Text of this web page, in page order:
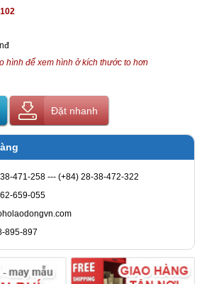
hình để xem hình ở kích thước to hơn
Đặt nhanh
471-258 --- (+84) 28-38-472-322
659-055
895-897